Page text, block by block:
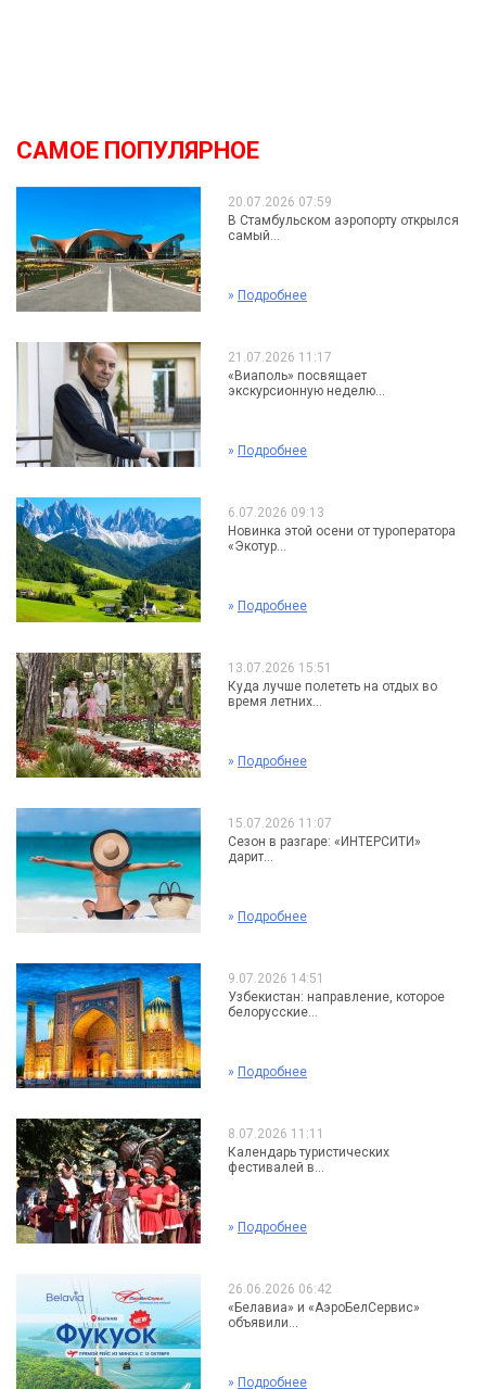
САМОЕ ПОПУЛЯРНОЕ
20.07.2026 07:59
В Стамбульском аэропорту открылся
самый...
» Подробнее
21.07.2026 11:17
«Виаполь» посвящает
экскурсионную неделю...
» Подробнее
6.07.2026 09:13
Новинка этой осени от туроператора
«Экотур...
» Подробнее
13.07.2026 15:51
Куда лучше полететь на отдых во
время летних...
» Подробнее
15.07.2026 11:07
Сезон в разгаре: «ИНТЕРСИТИ»
дарит...
» Подробнее
9.07.2026 14:51
Узбекистан: направление, которое
белорусские...
» Подробнее
8.07.2026 11:11
Календарь туристических
фестивалей в...
» Подробнее
26.06.2026 06:42
«Белавиа» и «АэроБелСервис»
объявили...
» Подробнее